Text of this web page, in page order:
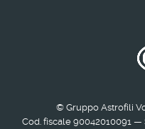
© Gruppo Astrofili
Cod. fiscale 90042010091 —